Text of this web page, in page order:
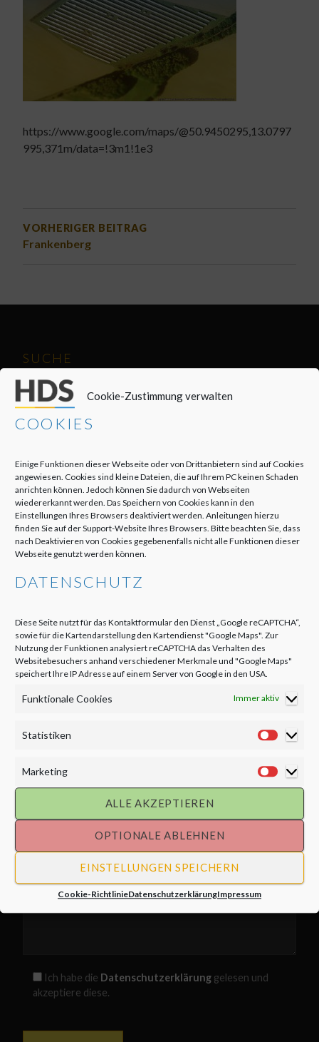
Cookie-Zustimmung verwalten
COOKIES
Einige Funktionen dieser Webseite oder von Drittanbietern sind auf Cookies
angewiesen. Cookies sind kleine Dateien, die auf Ihrem PC keinen Schaden
anrichten können. Jedoch können Sie dadurch von Webseiten
wiedererkannt werden. Das Speichern von Cookies kann in den
Einstellungen Ihres Browsers deaktiviert werden. Anleitungen hierzu
finden Sie auf der Support-Website Ihres Browsers. Bitte beachten Sie, dass
nach Deaktivieren von Cookies gegebenenfalls nicht alle Funktionen dieser
Webseite genutzt werden können.
DATENSCHUTZ
Diese Seite nutzt für das Kontaktformular den Dienst „Google reCAPTCHA“,
sowie für die Kartendarstellung den Kartendienst "Google Maps". Zur
Nutzung der Funktionen analysiert reCAPTCHA das Verhalten des
Websitebesuchers anhand verschiedener Merkmale und "Google Maps"
speichert Ihre IP Adresse auf einem Server von Google in den USA.
Funktionale Cookies Immer aktiv
Statistiken
Marketing
ALLE AKZEPTIEREN
OPTIONALE ABLEHNEN
EINSTELLUNGEN SPEICHERN
Cookie-RichtlinieDatenschutzerklärungImpressum
https://www.google.com/maps/@50.9450295,13.0797
995,371m/data=!3m1!1e3
VORHERIGER BEITRAG
Frankenberg
SUCHE
Suchen
nach:
Impressum
Haftungsausschluss
Datenschutzerklärung
Cookie-Richtlinie (EU)
KONTAKT
Ich habe die Datenschutzerklärung gelesen und
akzeptiere diese.